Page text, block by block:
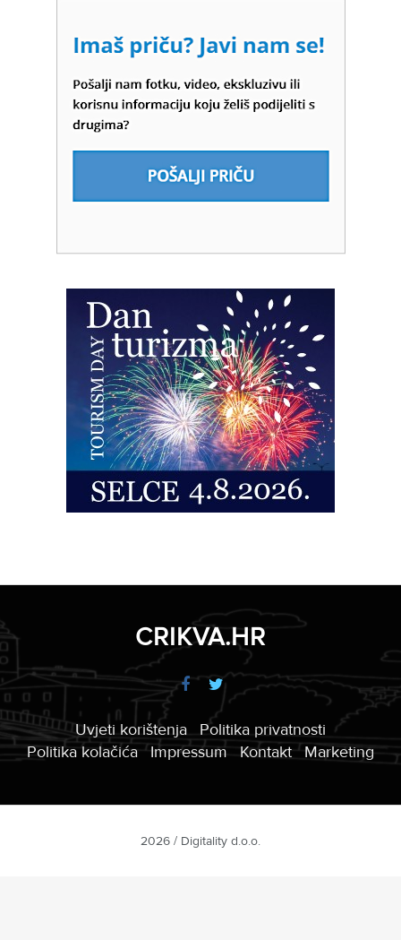
CRIKVA.HR
Uvjeti korištenja
Politika privatnosti
Politika kolačića
Impressum Kontakt Marketing
2026 / Digitality d.o.o.